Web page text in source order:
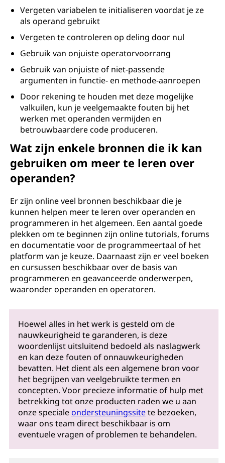
Vergeten variabelen te initialiseren voordat je ze
als operand gebruikt
Vergeten te controleren op deling door nul
Gebruik van onjuiste operatorvoorrang
Gebruik van onjuiste of niet-passende
argumenten in functie- en methode-aanroepen
Door rekening te houden met deze mogelijke
valkuilen, kun je veelgemaakte fouten bij het
werken met operanden vermijden en
betrouwbaardere code produceren.
Wat zijn enkele bronnen die ik kan
gebruiken om meer te leren over
operanden?
Er zijn online veel bronnen beschikbaar die je
kunnen helpen meer te leren over operanden en
programmeren in het algemeen. Een aantal goede
plekken om te beginnen zijn online tutorials, forums
en documentatie voor de programmeertaal of het
platform van je keuze. Daarnaast zijn er veel boeken
en cursussen beschikbaar over de basis van
programmeren en geavanceerde onderwerpen,
waaronder operanden en operatoren.
Hoewel alles in het werk is gesteld om de
nauwkeurigheid te garanderen, is deze
woordenlijst uitsluitend bedoeld als naslagwerk
en kan deze fouten of onnauwkeurigheden
bevatten. Het dient als een algemene bron voor
het begrijpen van veelgebruikte termen en
concepten. Voor precieze informatie of hulp met
betrekking tot onze producten raden we u aan
onze specialeondersteuningssitete bezoeken,
waar ons team direct beschikbaar is om
eventuele vragen of problemen te behandelen.